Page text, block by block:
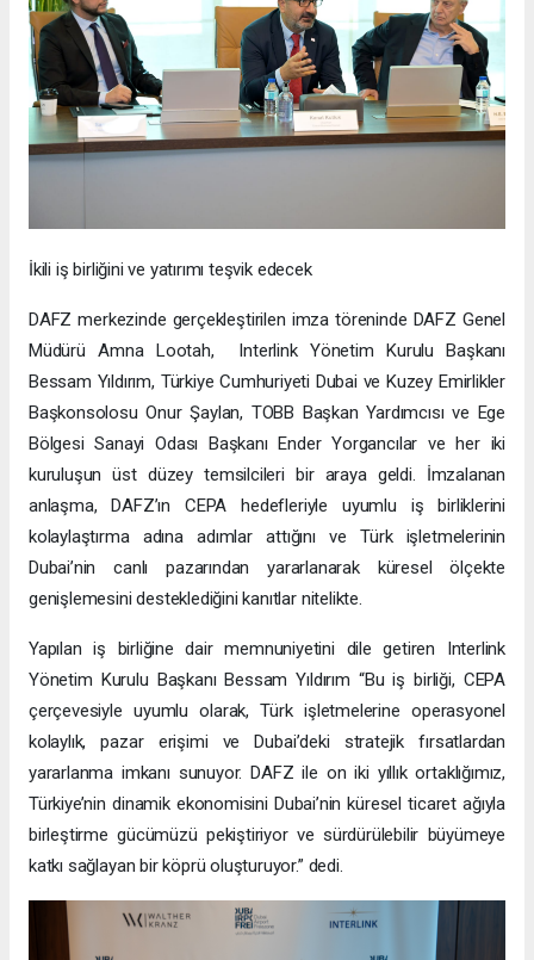
İkili iş birliğini ve yatırımı teşvik edecek
DAFZ merkezinde gerçekleştirilen imza töreninde DAFZ Genel
Müdürü Amna Lootah, Interlink Yönetim Kurulu Başkanı
Bessam Yıldırım, Türkiye Cumhuriyeti Dubai ve Kuzey Emirlikler
Başkonsolosu Onur Şaylan, TOBB Başkan Yardımcısı ve Ege
Bölgesi Sanayi Odası Başkanı Ender Yorgancılar ve her iki
kuruluşun üst düzey temsilcileri bir araya geldi. İmzalanan
anlaşma, DAFZ’ın CEPA hedefleriyle uyumlu iş birliklerini
kolaylaştırma adına adımlar attığını ve Türk işletmelerinin
Dubai’nin canlı pazarından yararlanarak küresel ölçekte
genişlemesini desteklediğini kanıtlar nitelikte.
Yapılan iş birliğine dair memnuniyetini dile getiren Interlink
Yönetim Kurulu Başkanı Bessam Yıldırım “Bu iş birliği, CEPA
çerçevesiyle uyumlu olarak, Türk işletmelerine operasyonel
kolaylık, pazar erişimi ve Dubai’deki stratejik fırsatlardan
yararlanma imkanı sunuyor. DAFZ ile on iki yıllık ortaklığımız,
Türkiye’nin dinamik ekonomisini Dubai’nin küresel ticaret ağıyla
birleştirme gücümüzü pekiştiriyor ve sürdürülebilir büyümeye
katkı sağlayan bir köprü oluşturuyor.” dedi.